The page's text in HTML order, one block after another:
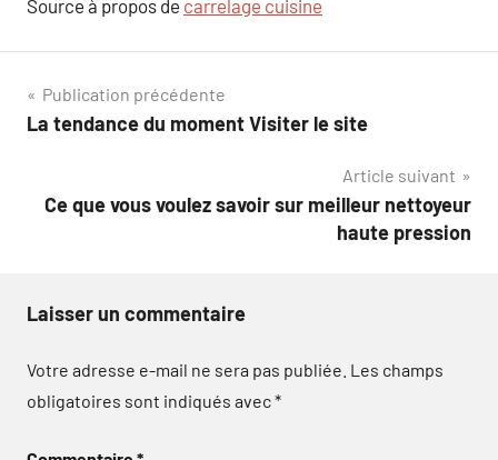
Source à propos de carrelage cuisine
Navigation
de
Publication précédente
La tendance du moment Visiter le site
Article suivant
Ce que vous voulez savoir sur meilleur nettoyeur
haute pression
Laisser un commentaire
Votre adresse e-mail ne sera pas publiée. Les champs
obligatoires sont indiqués avec*